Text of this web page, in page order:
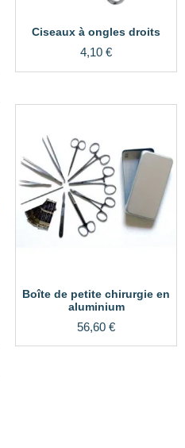
Ciseaux à ongles droits
4,10 €
Boîte de petite chirurgie en
aluminium
56,60 €